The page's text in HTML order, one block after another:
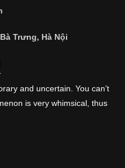
Trưng, Hà Nội
and uncertain. You can’t
is very whimsical, thus